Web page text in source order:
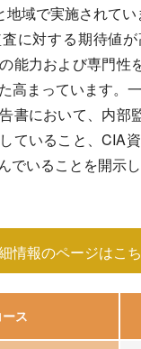
域で実施されてい
に対する期待値
能力および専門性
高まっています。
書において、内部
ていること、CIA
でいることを開示し
情報のページはこ
ース